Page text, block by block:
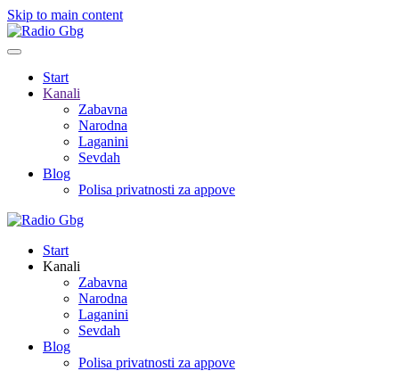
Skip to main content
Start
Kanali
Zabavna
Narodna
Laganini
Sevdah
Blog
Polisa privatnosti za appove
Start
Kanali
Zabavna
Narodna
Laganini
Sevdah
Blog
Polisa privatnosti za appove